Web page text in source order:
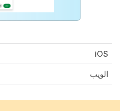
iOS
الويب